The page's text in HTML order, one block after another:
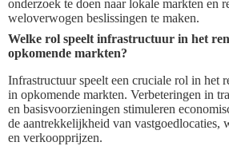
onderzoek te doen naar lokale markten en
weloverwogen beslissingen te maken.
Welke rol speelt infrastructuur in het
opkomende markten?
Infrastructuur speelt een cruciale rol in het
in opkomende markten. Verbeteringen in
en basisvoorzieningen stimuleren
de aantrekkelijkheid van vastgoedlocaties,
en verkoopprijzen.